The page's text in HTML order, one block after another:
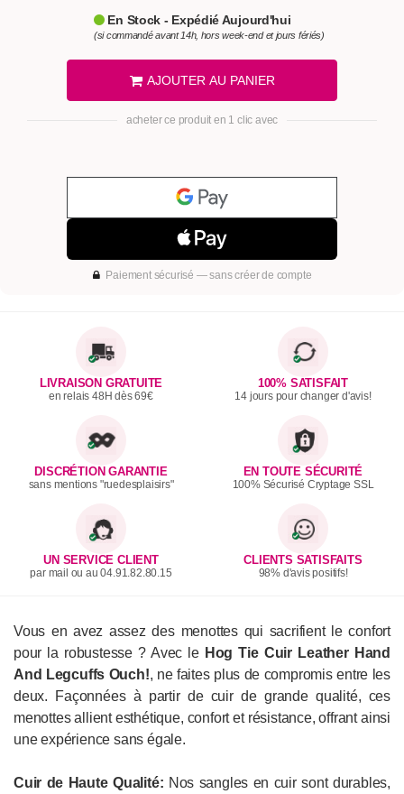
En Stock - Expédié Aujourd'hui
(si commandé avant 14h, hors week-end et jours fériés)
AJOUTER AU PANIER
acheter ce produit en 1 clic avec
Paiement sécurisé — sans créer de compte
LIVRAISON GRATUITE
en relais 48H dès 69€
100% SATISFAIT
14 jours pour changer d'avis!
DISCRÉTION GARANTIE
sans mentions "ruedesplaisirs"
EN TOUTE SÉCURITÉ
100% Sécurisé Cryptage SSL
UN SERVICE CLIENT
par mail ou au 04.91.82.80.15
CLIENTS SATISFAITS
98% d'avis positifs!
Vous en avez assez des menottes qui sacrifient le confort
pour la robustesse ? Avec le Hog Tie Cuir Leather Hand
And Legcuffs Ouch!, ne faites plus de compromis entre les
deux. Façonnées à partir de cuir de grande qualité, ces
menottes allient esthétique, confort et résistance, offrant ainsi
une expérience sans égale.
Cuir de Haute Qualité: Nos sangles en cuir sont durables,